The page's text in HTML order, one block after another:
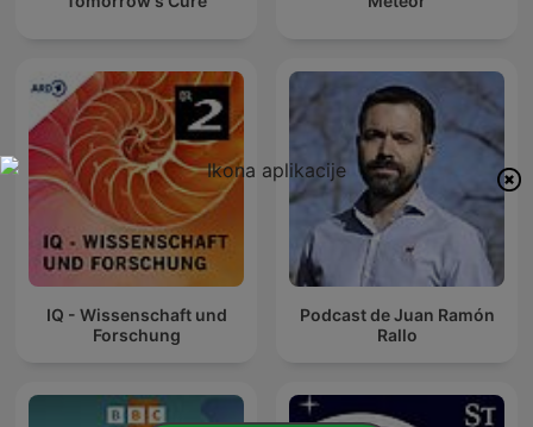
IQ - Wissenschaft und
Forschung
Podcast de Juan Ramón
Rallo